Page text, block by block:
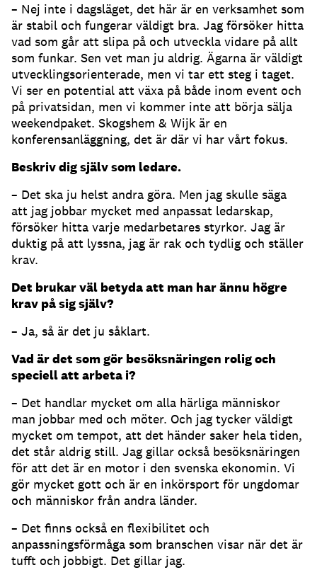
– Nej inte i dagsläget, det här är en verksamhet som
är stabil och fungerar väldigt bra. Jag försöker hitta
vad som går att slipa på och utveckla vidare på allt
som funkar. Sen vet man ju aldrig. Ägarna är väldigt
utvecklingsorienterade, men vi tar ett steg i taget.
Vi ser en potential att växa på både inom event och
på privatsidan, men vi kommer inte att börja sälja
weekendpaket. Skogshem & Wijk är en
konferensanläggning, det är där vi har vårt fokus.
Beskriv dig själv som ledare.
– Det ska ju helst andra göra. Men jag skulle säga
att jag jobbar mycket med anpassat ledarskap,
försöker hitta varje medarbetares styrkor. Jag är
duktig på att lyssna, jag är rak och tydlig och ställer
krav.
Det brukar väl betyda att man har ännu högre
krav på sig själv?
– Ja, så är det ju såklart.
Vad är det som gör besöksnäringen rolig och
speciell att arbeta i?
– Det handlar mycket om alla härliga människor
man jobbar med och möter. Och jag tycker väldigt
mycket om tempot, att det händer saker hela tiden,
det står aldrig still. Jag gillar också besöksnäringen
för att det är en motor i den svenska ekonomin. Vi
gör mycket gott och är en inkörsport för ungdomar
och människor från andra länder.
– Det finns också en flexibilitet och
anpassningsförmåga som branschen visar när det är
tufft och jobbigt. Det gillar jag.